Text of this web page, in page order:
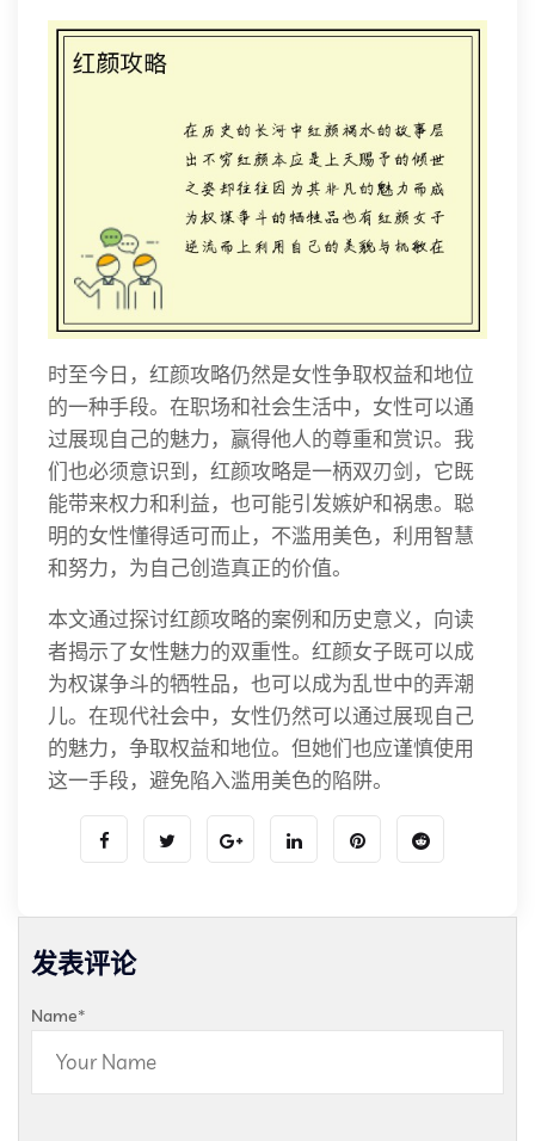
时至今日，红颜攻略仍然是女性争取权益和地位
的一种手段。在职场和社会生活中，女性可以通
过展现自己的魅力，赢得他人的尊重和赏识。我
们也必须意识到，红颜攻略是一柄双刃剑，它既
能带来权力和利益，也可能引发嫉妒和祸患。聪
明的女性懂得适可而止，不滥用美色，利用智慧
和努力，为自己创造真正的价值。
本文通过探讨红颜攻略的案例和历史意义，向读
者揭示了女性魅力的双重性。红颜女子既可以成
为权谋争斗的牺牲品，也可以成为乱世中的弄潮
儿。在现代社会中，女性仍然可以通过展现自己
的魅力，争取权益和地位。但她们也应谨慎使用
这一手段，避免陷入滥用美色的陷阱。
发表评论
Name*